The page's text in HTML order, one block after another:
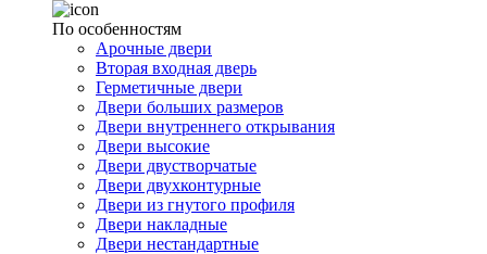
По особенностям
Арочные двери
Вторая входная дверь
Герметичные двери
Двери больших размеров
Двери внутреннего открывания
Двери высокие
Двери двустворчатые
Двери двухконтурные
Двери из гнутого профиля
Двери накладные
Двери нестандартные